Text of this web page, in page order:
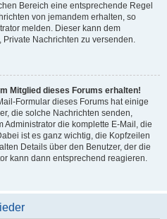
Bereich eine entsprechende Regel
von jemandem erhalten, so
melden. Dieser kann dem
Nachrichten zu versenden.
Mitglied dieses Forums erhalten!
Formular dieses Forums hat einige
die solche Nachrichten senden,
die komplette E-Mail, die
ist es ganz wichtig, die Kopfzeilen
Details über den Benutzer, der die
kann dann entsprechend reagieren.